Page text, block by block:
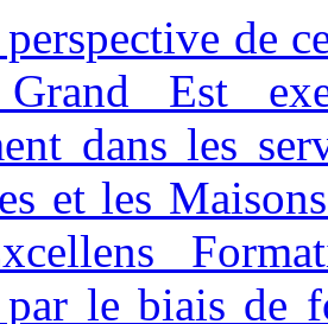
de
Est
dans les
et les
par le biais de